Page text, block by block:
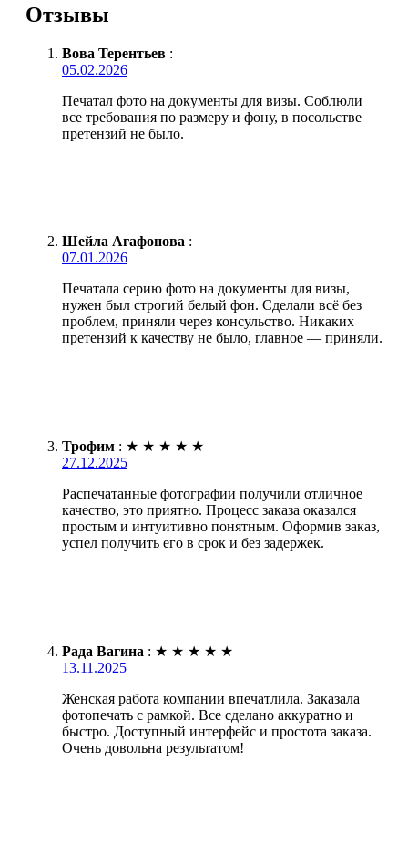
Отзывы
Вова Терентьев :
05.02.2026
Печатал фото на документы для визы. Соблюли
все требования по размеру и фону, в посольстве
претензий не было.
Шейла Агафонова :
07.01.2026
Печатала серию фото на документы для визы,
нужен был строгий белый фон. Сделали всё без
проблем, приняли через консульство. Никаких
претензий к качеству не было, главное — приняли.
Трофим : ★ ★ ★ ★ ★
27.12.2025
Распечатанные фотографии получили отличное
качество, это приятно. Процесс заказа оказался
простым и интуитивно понятным. Оформив заказ,
успел получить его в срок и без задержек.
Рада Вагина : ★ ★ ★ ★ ★
13.11.2025
Женская работа компании впечатлила. Заказала
фотопечать с рамкой. Все сделано аккуратно и
быстро. Доступный интерфейс и простота заказа.
Очень довольна результатом!